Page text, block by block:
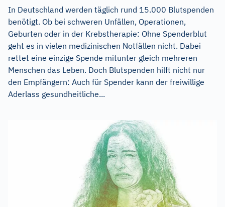
In Deutschland werden täglich rund 15.000 Blutspenden
benötigt. Ob bei schweren Unfällen, Operationen,
Geburten oder in der Krebstherapie: Ohne Spenderblut
geht es in vielen medizinischen Notfällen nicht. Dabei
rettet eine einzige Spende mitunter gleich mehreren
Menschen das Leben. Doch Blutspenden hilft nicht nur
den Empfängern: Auch für Spender kann der freiwillige
Aderlass gesundheitliche...